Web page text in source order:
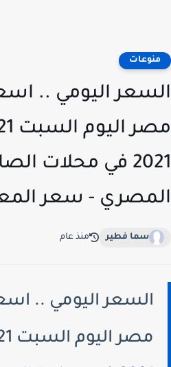
اليومي ..
2021 في محلات
- سعر
سما فطير منذ عام
السعر اليومي ..